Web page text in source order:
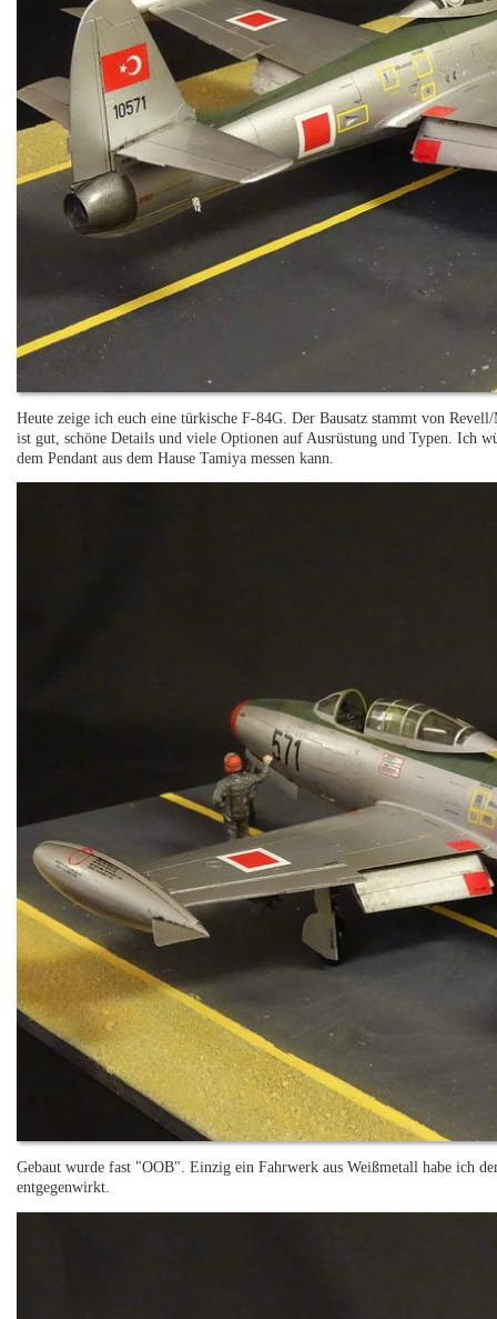
Heute zeige ich euch eine türkische F-84G. Der Bausatz stammt von
ist gut, schöne Details und viele Optionen auf Ausrüstung und Typen. Ich
dem Pendant aus dem Hause Tamiya messen kann.
Gebaut wurde fast "OOB". Einzig ein Fahrwerk aus Weißmetall habe ich
entgegenwirkt.